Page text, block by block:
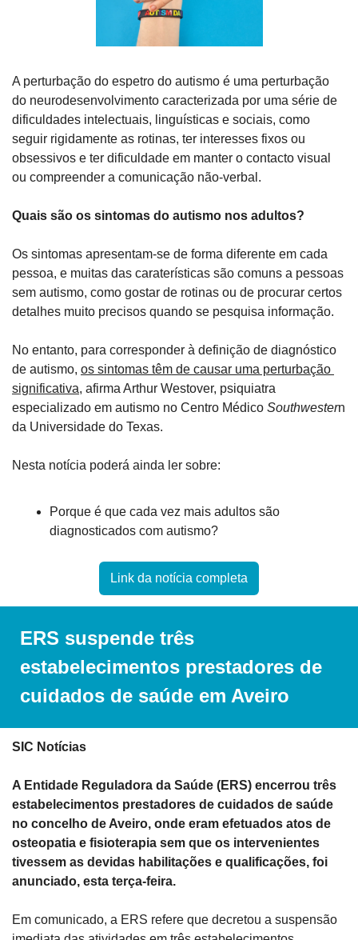
A perturbação do espetro do autismo é uma perturbação
do neurodesenvolvimento caracterizada por uma série de
dificuldades intelectuais, linguísticas e sociais, como
seguir rigidamente as rotinas, ter interesses fixos ou
obsessivos e ter dificuldade em manter o contacto visual
ou compreender a comunicação não-verbal.
Quais são os sintomas do autismo nos adultos?
Os sintomas apresentam-se de forma diferente em cada
pessoa, e muitas das caraterísticas são comuns a pessoas
sem autismo, como gostar de rotinas ou de procurar certos
detalhes muito precisos quando se pesquisa informação.
No entanto, para corresponder à definição de diagnóstico
de autismo, os sintomas têm de causar uma perturbação
significativa, afirma Arthur Westover, psiquiatra
especializado em autismo no Centro Médico Southwestern
da Universidade do Texas.
Nesta notícia poderá ainda ler sobre:
Porque é que cada vez mais adultos são
diagnosticados com autismo?
Link da notícia completa
ERS suspende três
estabelecimentos prestadores de
cuidados de saúde em Aveiro
SIC Notícias
A Entidade Reguladora da Saúde (ERS) encerrou três
estabelecimentos prestadores de cuidados de saúde
no concelho de Aveiro, onde eram efetuados atos de
osteopatia e fisioterapia sem que os intervenientes
tivessem as devidas habilitações e qualificações, foi
anunciado, esta terça-feira.
Em comunicado, a ERS refere que decretou a suspensão